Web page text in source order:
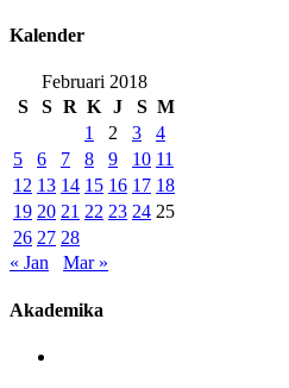
Kalender
Februari 2018
S
S R K J S M
1
2 3
4
5
6 7 8 9 10 11
12 13 14 15 16 17 18
19 20 21 22 23 24 25
26 27 28
« Jan
Mar »
Akademika